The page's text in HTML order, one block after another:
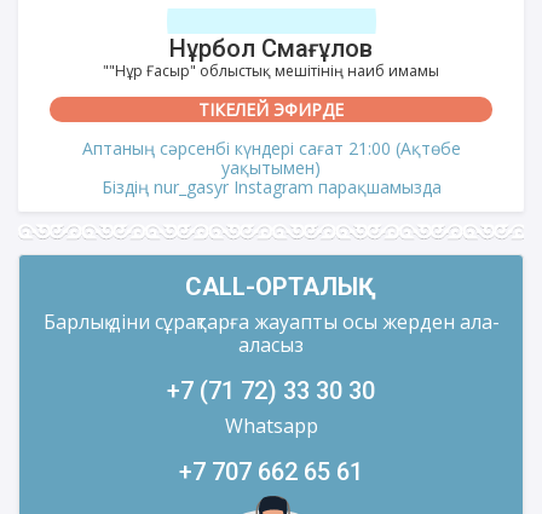
Нұрбол Смағұлов
""Нұр Ғасыр" облыстық мешітінің наиб имамы
ТІКЕЛЕЙ ЭФИРДЕ
Аптаның сәрсенбі күндері сағат 21:00 (Ақтөбе
уақытымен)
Біздің nur_gasyr Instagram парақшамызда
CALL-ОРТАЛЫҚ
Барлық діни сұрақтарға жауапты осы жерден ала-
аласыз
+7 (71 72) 33 30 30
Whatsapp
+7 707 662 65 61